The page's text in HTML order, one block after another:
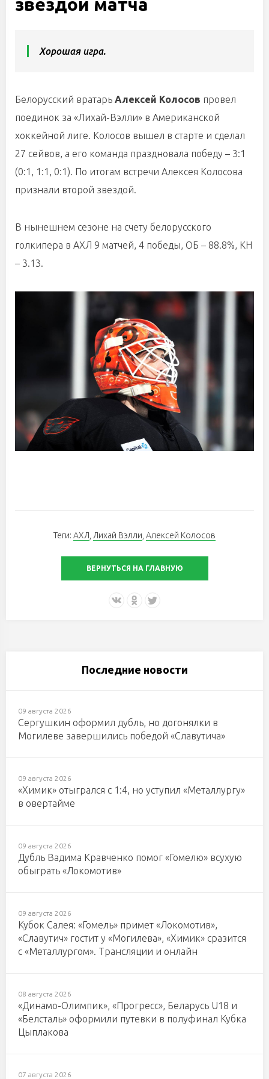
звездой матча
Хорошая игра.
Белорусский вратарь Алексей Колосов провел
поединок за «Лихай-Вэлли» в Американской
хоккейной лиге. Колосов вышел в старте и сделал
27 сейвов, а его команда праздновала победу – 3:1
(0:1, 1:1, 0:1). По итогам встречи Алексея Колосова
признали второй звездой.
В нынешнем сезоне на счету белорусского
голкипера в АХЛ 9 матчей, 4 победы, ОБ – 88.8%, КН
– 3.13.
Теги: АХЛ, Лихай Вэлли, Алексей Колосов
ВЕРНУТЬСЯ НА ГЛАВНУЮ
Последние новости
09 августа 2026
Сергушкин оформил дубль, но догонялки в
Могилеве завершились победой «Славутича»
09 августа 2026
«Химик» отыгрался с 1:4, но уступил «Металлургу»
в овертайме
09 августа 2026
Дубль Вадима Кравченко помог «Гомелю» всухую
обыграть «Локомотив»
09 августа 2026
Кубок Салея: «Гомель» примет «Локомотив»,
«Славутич» гостит у «Могилева», «Химик» сразится
с «Металлургом». Трансляции и онлайн
08 августа 2026
«Динамо-Олимпик», «Прогресс», Беларусь U18 и
«Белсталь» оформили путевки в полуфинал Кубка
Цыплакова
07 августа 2026